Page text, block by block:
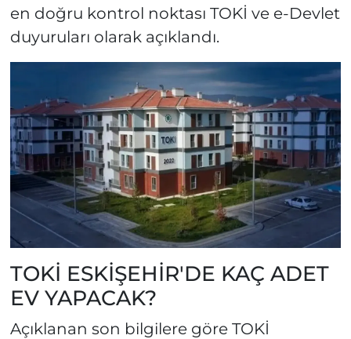
en doğru kontrol noktası TOKİ ve e-Devlet
duyuruları olarak açıklandı.
TOKİ ESKİŞEHİR'DE KAÇ ADET
EV YAPACAK?
Açıklanan son bilgilere göre TOKİ